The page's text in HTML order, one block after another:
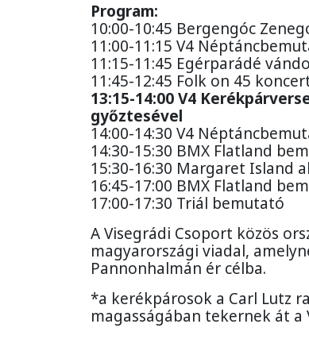
Program:
10:00-10:45 Bergengóc
11:00-11:15 V4
11:15-11:45 Egérparádé
11:45-12:45 Folk on 45
13:15-14:00 V4
győztesével
14:00-14:30 V4
14:30-15:30 BMX Flatland
15:30-16:30 Margaret Island
16:45-17:00 BMX Flatland
17:00-17:30 Triál bemutató
A Visegrádi Csoport közös
magyarországi viadal,
Pannonhalmán ér célba.
*a kerékpárosok a Carl Lutz
magasságában tekernek át a